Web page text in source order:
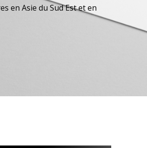
en Asie du Sud Est et en